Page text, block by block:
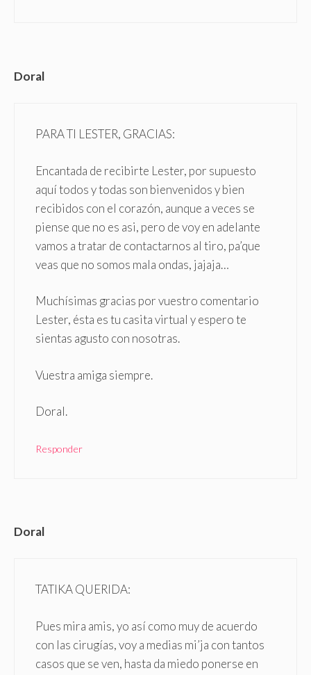
Doral
PARA TI LESTER, GRACIAS:
Encantada de recibirte Lester, por supuesto
aquí todos y todas son bienvenidos y bien
recibidos con el corazón, aunque a veces se
piense que no es asi, pero de voy en adelante
vamos a tratar de contactarnos al tiro, pa’que
veas que no somos mala ondas, jajaja…
Muchísimas gracias por vuestro comentario
Lester, ésta es tu casita virtual y espero te
sientas agusto con nosotras.
Vuestra amiga siempre.
Doral.
Responder
Doral
TATIKA QUERIDA:
Pues mira amis, yo así como muy de acuerdo
con las cirugías, voy a medias mi’ja con tantos
casos que se ven, hasta da miedo ponerse en